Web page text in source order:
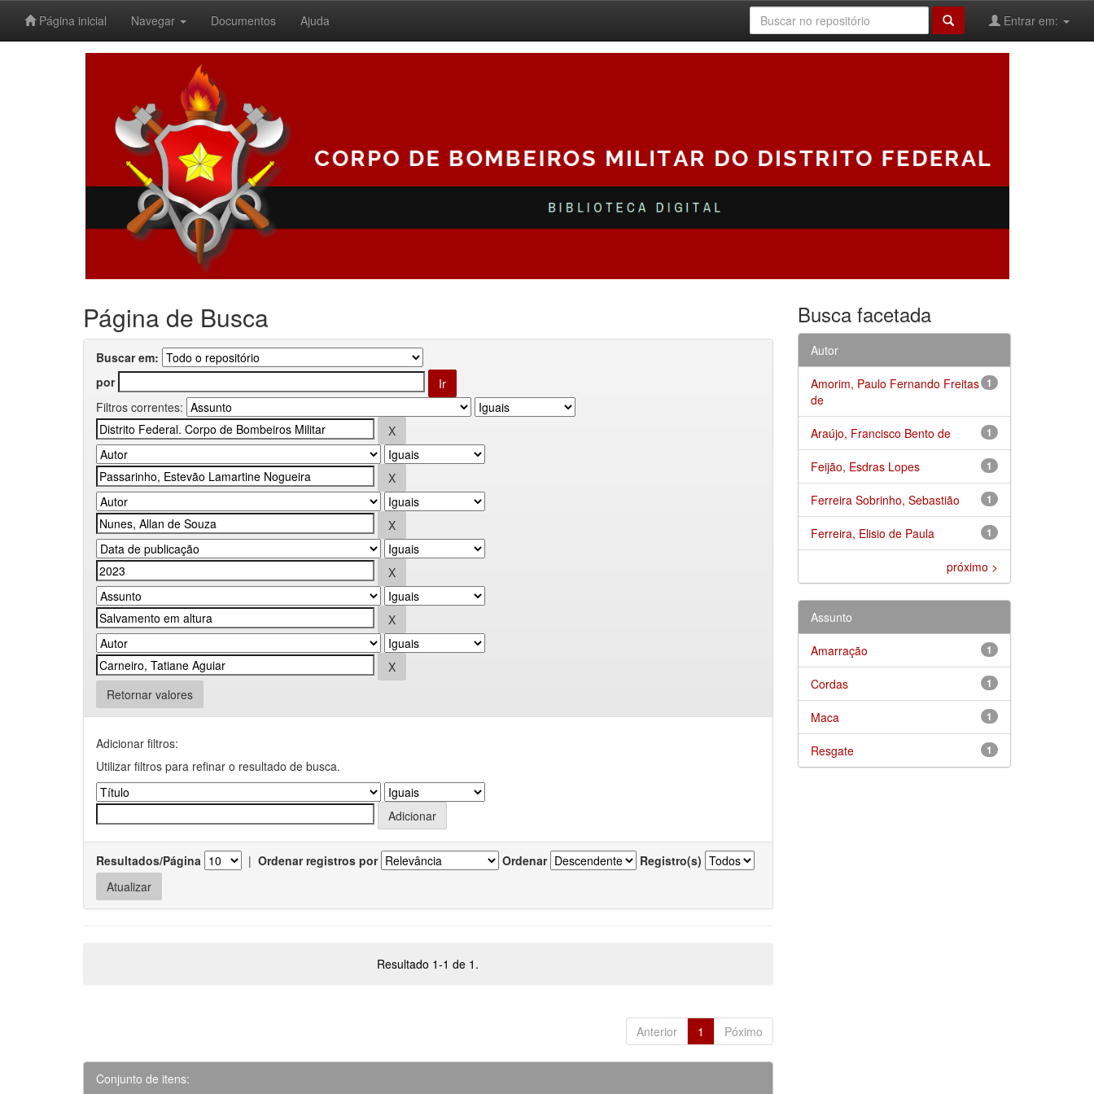
Página inicial Navegar Documentos Ajuda Entrar em:
Página de Busca
Buscar em:
por
Filtros correntes:
Retornar valores
Adicionar filtros:
Utilizar filtros para refinar o resultado de busca.
Resultados/Página | Ordenar registros por Ordenar Registro(s)
Resultado 1-1 de 1.
Anterior 1 Póximo
Conjunto de itens:
Busca facetada
Autor
1
Amorim, Paulo Fernando Freitas
de
1
Araújo, Francisco Bento de
1
Feijão, Esdras Lopes
1
Ferreira Sobrinho, Sebastião
1
Ferreira, Elisio de Paula
próximo >
Assunto
1
Amarração
1
Cordas
1
Maca
1
Resgate